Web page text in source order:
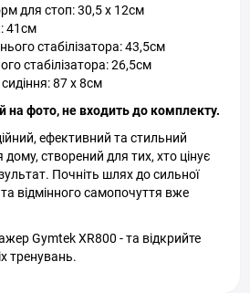
для стоп: 30,5 x 12см
41см
стабілізатора: 43,5см
стабілізатора: 26,5см
87 x 8см
фото, не входить до комплекту.
ефективний та стильний
створений для тих, хто цінує
Почніть шлях до сильної
відмінного самопочуття вже
Gymtek XR800 - та відкрийте
тренувань.